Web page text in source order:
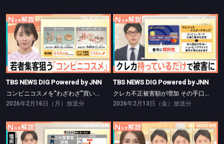
TBS NEWS DIG Powered by JNN
コンビニコスメを“わざわざ”買いに行く理由【Nスタ】
TBS NEWS DIG Powered by JNN
コンビニコスメを“わざわざ”買いに行く理由【Nスタ】
2026年2月16日（月）放送分
TBS NEWS DIG Powered by JNN
クレカ不正被害額が増加 その手口と対策【Nスタ】
TBS NEWS DIG Powered by JNN
クレカ不正被害額が増加 その手口と対策【Nスタ】
2026年2月13日（金）放送分